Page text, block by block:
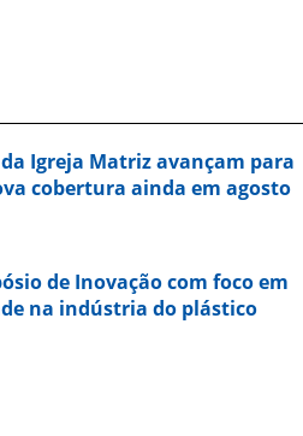
Igreja Matriz avançam para
cobertura ainda em agosto
de Inovação com foco em
na indústria do plástico